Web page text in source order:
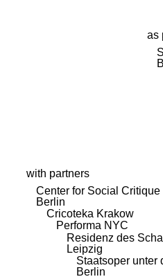
as
with partners
Center for Social
Berlin
Cricoteka Krakow
Performa NYC
Residenz des
Leipzig
Staatsoper unter
Berlin